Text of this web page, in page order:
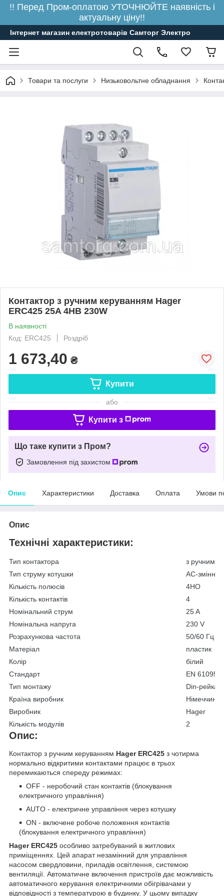
!! Перед Пром-оплатою УТОЧНЮЙТЕ наявність і
актуальну ціну!!
Інтернет магазин електротоварів Самторг Электро
Товари та послуги Низьковольтне обладнання
Контактор з ручним керуванням Hager
ERC425 25A 4НВ 230W
В наявності
Код: ERC425
Роздріб
1 673,40 ₴
Купити
або
Купити з
Що таке купити з Пром?
Замовлення під захистом
Опис Характеристики Доставка Оплата Умови
Опис
Технічні характеристики:
Тип контактора
з ручним
Тип струму котушки
АС-змінний
Кількість полюсів
4НО
Кількість контактів
4
Номінальний струм
25 A
Номінальна напруга
230 V
Розрахункова частота
50/60 Гц
Матеріал
пластик
Колір
білий
Стандарт
EN 61095
Тип монтажу
Din-рейка
Країна виробник
Німеччина
Виробник
Hager
Кількість модулів
2
Опис:
Контактор з ручним керуванням Hager ERC425 з чотирма
нормально відкритими контактами працює в трьох
перемикаються спереду режимах:
OFF - неробочий стан контактів (блокування
електричного управління)
AUTO - електричне управління через котушку
ON - включене робоче положення контактів
(блокування електричного управління)
Hager ERC425 особливо затребуваний в житлових
приміщеннях. Цей апарат незамінний для управління
насосом свердловини, приладів освітлення, системою
вентиляції. Автоматичне включення пристроїв дає можливість
автоматичного керування електричними обігрівачами у
відповідності з температурою в будинку. У цьому випадку